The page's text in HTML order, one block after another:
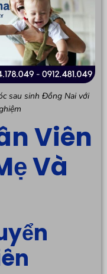
sau sinh Đồng Nai với
Viên
Và